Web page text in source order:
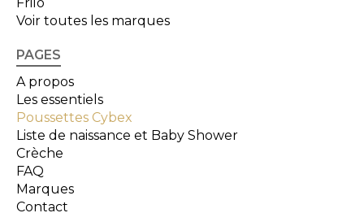
Voir toutes les marques
PAGES
A propos
Les essentiels
Poussettes Cybex
Liste de naissance et Baby Shower
Crèche
FAQ
Marques
Contact